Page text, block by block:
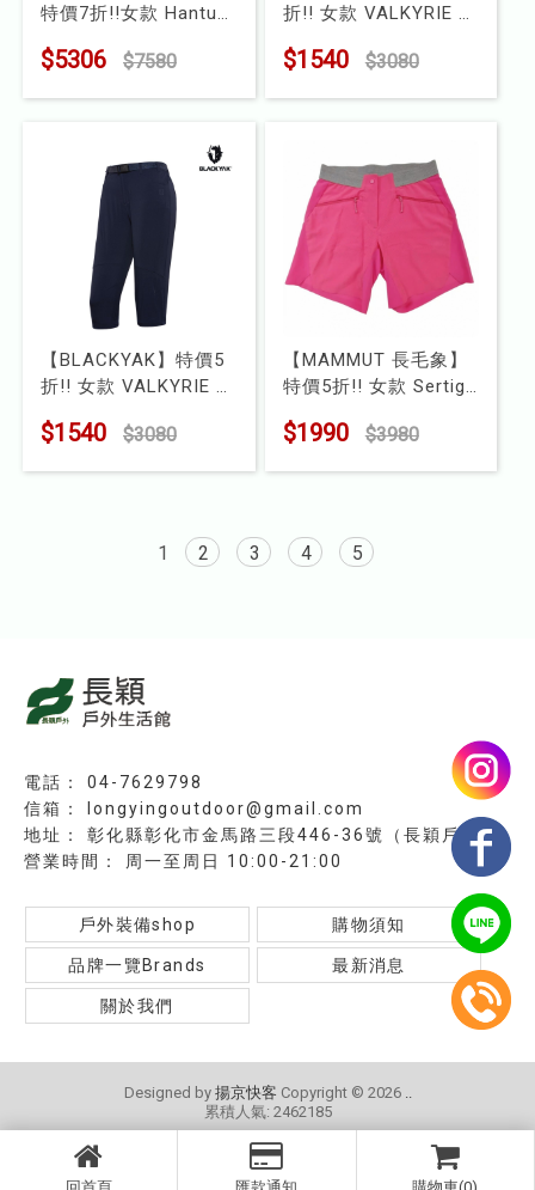
特價7折!!女款 Hantun
型號 : X000009921
$5306 $7580
折!! 女款 VALKYRIE 七
型號 : BYJB1WP10284
$1540 $3080
【BLACKYAK】特價5
折!! 女款 VALKYRIE 七
型號 : BYJB1WP10256
$1540 $3080
【MAMMUT 長毛象】
特價5折!! 女款 Sertig
型號 :
$1990 $3980
1 2 3 4 5
04-7629798
longyingoutdoor@gmail.com
彰化縣彰化市金馬路三段446-36號（長穎戶外）
周一至周日 10:00-21:00
戶外裝備shop 購物須知
品牌一覽Brands 最新消息
關於我們
Designed by 揚京快客 Copyright © 2026 ..
累積人氣: 2462185